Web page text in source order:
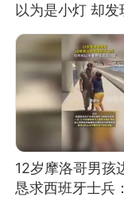
以为是小灯 却发
处理
12岁摩洛哥男孩
恳求西班牙士兵